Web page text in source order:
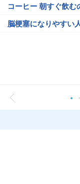
コーヒー 朝すぐ飲む
脳梗塞になりやすい